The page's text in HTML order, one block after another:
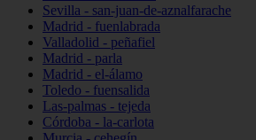
Sevilla - san-juan-de-aznalfarache
Madrid - fuenlabrada
Valladolid - peñafiel
Madrid - parla
Madrid - el-álamo
Toledo - fuensalida
Las-palmas - tejeda
Córdoba - la-carlota